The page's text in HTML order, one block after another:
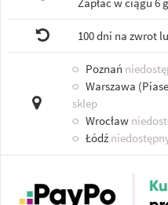
100 dni na zwrot
○ Poznań
○ Warszawa
sklep
○ Wrocław
○ Łódź